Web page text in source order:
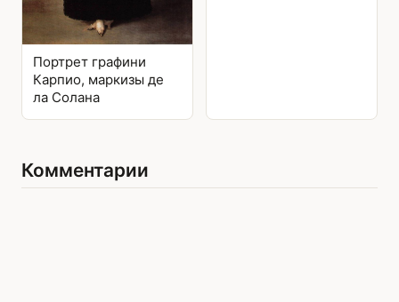
Портрет графини
Карпио, маркизы де
ла Солана
Комментарии